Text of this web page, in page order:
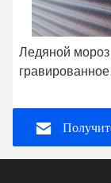
Ледяной мороз
гравированное
отпечатков
стекло для
помещений